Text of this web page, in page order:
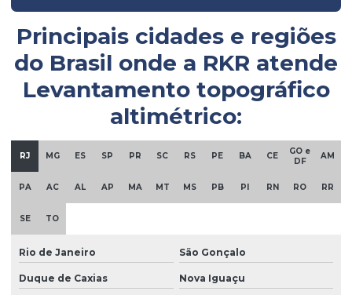
Empresa de sondagem rotativa mista
Empresa sondagem solo
Empresa de sondagem SPT
Empresa de topografia
Empresas de fundações e geotecnia
Empresas de investigação ambiental
Empresas de monitoramento ambiental
Empresas de sondagem a percussão
Empresas de sondagem rotativa
Principais cidades e regiões
do Brasil onde a RKR atende
Levantamento topográfico
altimétrico:
RJ MG ES SP PR SC RS PE BA CE
GO e
DF
AM
PA AC AL AP MA MT MS PB PI RN RO RR
SE TO
Rio de Janeiro São Gonçalo
Duque de Caxias Nova Iguaçu